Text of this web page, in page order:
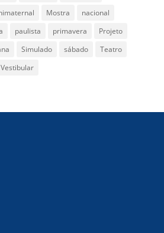
Mostra
nacional
paulista primavera
Projeto
Simulado sábado
Teatro
Vestibular